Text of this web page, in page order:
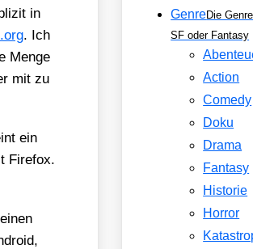
in
. Ich
Men­ge
mit zu
ein
Fire­fox.
GenreDie
SF oder Fantasy
Action
Comedy
Doku
Drama
Fantasy
Historie
Horror